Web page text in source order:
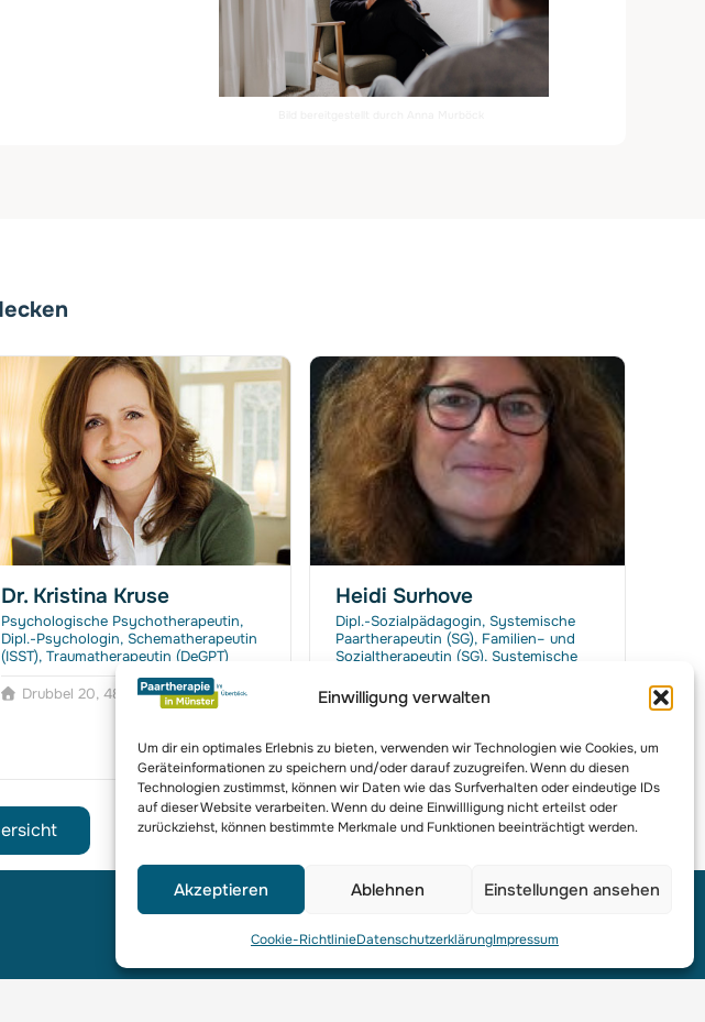
Einwilligung verwalten
Um dir ein optimales Erlebnis zu bieten, verwenden wir Technologien wie Cookies, um
Geräteinformationen zu speichern und/oder darauf zuzugreifen. Wenn du diesen
Technologien zustimmst, können wir Daten wie das Surfverhalten oder eindeutige IDs
auf dieser Website verarbeiten. Wenn du deine Einwillligung nicht erteilst oder
zurückziehst, können bestimmte Merkmale und Funktionen beeinträchtigt werden.
Akzeptieren Ablehnen Einstellungen ansehen
Cookie-RichtlinieDatenschutzerklärungImpressum
Dr. Kristina Kruse
Psychologische Psychotherapeutin,
Dipl.-Psychologin, Schematherapeutin
(ISST), Traumatherapeutin (DeGPT)
Drubbel 20, 48143 Münster
Heidi Surhove
Dipl.-Sozialpädagogin, Systemische
Paartherapeutin (SG), Familien– und
Sozialtherapeutin (SG), Systemische
Marktallee 11, 48165 Münster